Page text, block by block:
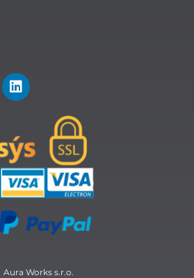
L
i
e
d
i
n
Aura Works s.r.o.